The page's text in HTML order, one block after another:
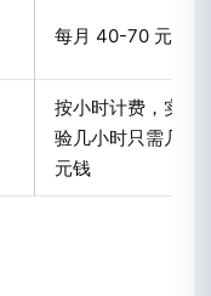
每月 40-70 元
按小时计费，实
验几小时只需几
元钱